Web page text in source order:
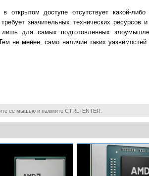
доступе отсутствует какой-либо
значительных технических ресурсов
для самых подготовленных
не менее, само наличие таких уязвимостей
ее мышью и нажмите CTRL+ENTER.